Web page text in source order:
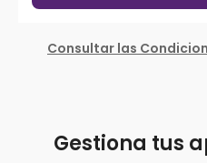
Consultar las
Gestiona tus